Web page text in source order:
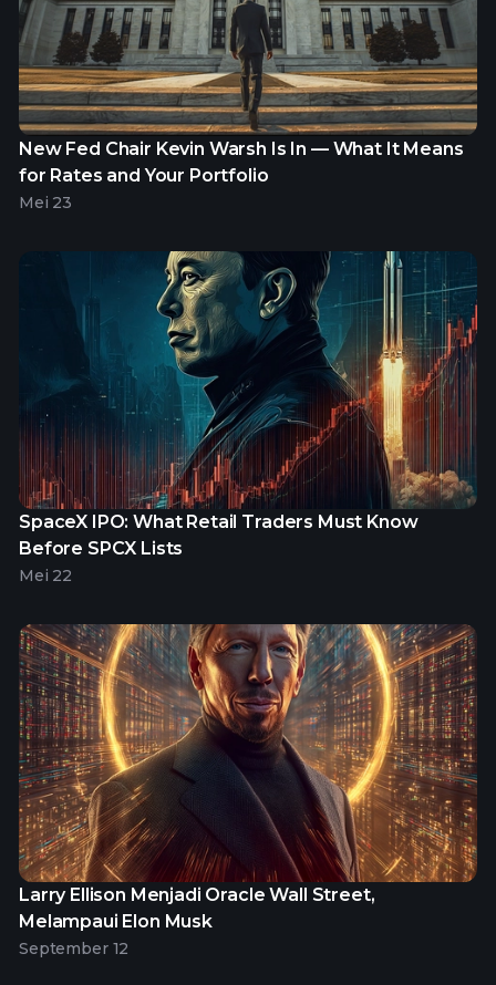
New Fed Chair Kevin Warsh Is In — What It Means
for Rates and Your Portfolio
Mei 23
SpaceX IPO: What Retail Traders Must Know
Before SPCX Lists
Mei 22
Larry Ellison Menjadi Oracle Wall Street,
Melampaui Elon Musk
September 12